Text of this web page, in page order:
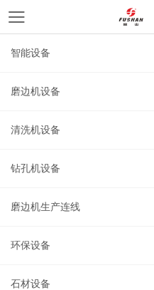
智能设备
磨边机设备
清洗机设备
钻孔机设备
磨边机生产连线
环保设备
石材设备